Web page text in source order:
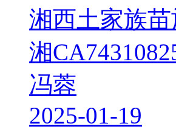
湘西土家族
湘
冯蓉
2025-01-19